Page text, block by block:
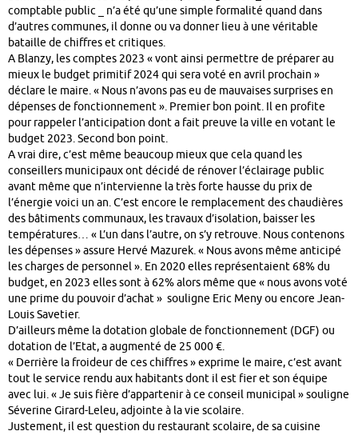
comptable public _ n’a été qu’une simple formalité quand dans
d’autres communes, il donne ou va donner lieu à une véritable
bataille de chiffres et critiques.
A Blanzy, les comptes 2023 « vont ainsi permettre de préparer au
mieux le budget primitif 2024 qui sera voté en avril prochain »
déclare le maire. « Nous n’avons pas eu de mauvaises surprises en
dépenses de fonctionnement ». Premier bon point. Il en profite
pour rappeler l’anticipation dont a fait preuve la ville en votant le
budget 2023. Second bon point.
A vrai dire, c’est même beaucoup mieux que cela quand les
conseillers municipaux ont décidé de rénover l’éclairage public
avant même que n’intervienne la très forte hausse du prix de
l’énergie voici un an. C’est encore le remplacement des chaudières
des bâtiments communaux, les travaux d’isolation, baisser les
températures… « L’un dans l’autre, on s’y retrouve. Nous contenons
les dépenses » assure Hervé Mazurek. « Nous avons même anticipé
les charges de personnel ». En 2020 elles représentaient 68% du
budget, en 2023 elles sont à 62% alors même que « nous avons voté
une prime du pouvoir d’achat » souligne Eric Meny ou encore Jean-
Louis Savetier.
D’ailleurs même la dotation globale de fonctionnement (DGF) ou
dotation de l’Etat, a augmenté de 25 000 €.
« Derrière la froideur de ces chiffres » exprime le maire, c’est avant
tout le service rendu aux habitants dont il est fier et son équipe
avec lui. « Je suis fière d’appartenir à ce conseil municipal » souligne
Séverine Girard-Leleu, adjointe à la vie scolaire.
Justement, il est question du restaurant scolaire, de sa cuisine